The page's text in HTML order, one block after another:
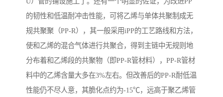
的韧性和低温耐冲击性能，可将乙烯与单体共聚制成无
规共聚聚（PP-R），其一般采用iPP的工艺路线和方法，
使和乙烯的混合气体进行共聚合，得到主链中无规则地
分布着和乙烯段的共聚物（即PP-R管材料），PP-R管材
料中的乙烯含量大多在3%左右。但改善后的PP-R耐低温
性能仍不尽人意，其脆化点约为-15℃，远高于聚乙烯管